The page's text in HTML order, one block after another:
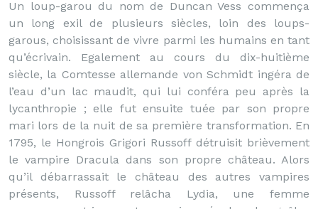
Un loup-garou du nom de Duncan Vess commença
un long exil de plusieurs siècles, loin des loups-
garous, choisissant de vivre parmi les humains en tant
qu’écrivain. Egalement au cours du dix-huitième
siècle, la Comtesse allemande von Schmidt ingéra de
l’eau d’un lac maudit, qui lui conféra peu après la
lycanthropie ; elle fut ensuite tuée par son propre
mari lors de la nuit de sa première transformation. En
1795, le Hongrois Grigori Russoff détruisit brièvement
le vampire Dracula dans son propre château. Alors
qu’il débarrassait le château des autres vampires
présents, Russoff relâcha Lydia, une femme